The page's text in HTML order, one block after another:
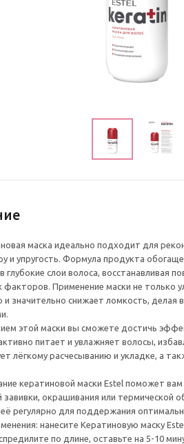
маска идеально подходит для
и упругость. Формула продукта
глубокие слои волоса, восстанавливая
факторов. Применение маски не только
и значительно снижает ломкость, делая
этой маски вы сможете достичь
питает и увлажняет волосы,
лёгкому расчесыванию и укладке, а
кератиновой маски Estel поможет
завивки, окрашивания или термической
регулярно для поддержания
нанесите Кератиновую маску
по длине, оставьте на 5-10